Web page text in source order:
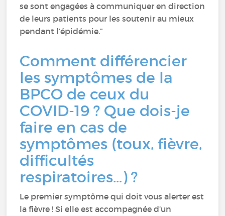
se sont engagées à communiquer en direction
de leurs patients pour les soutenir au mieux
pendant l’épidémie.”
Comment différencier
les symptômes de la
BPCO de ceux du
COVID-19 ? Que dois-je
faire en cas de
symptômes (toux, fièvre,
difficultés
respiratoires…) ?
Le premier symptôme qui doit vous alerter est
la fièvre ! Si elle est accompagnée d’un